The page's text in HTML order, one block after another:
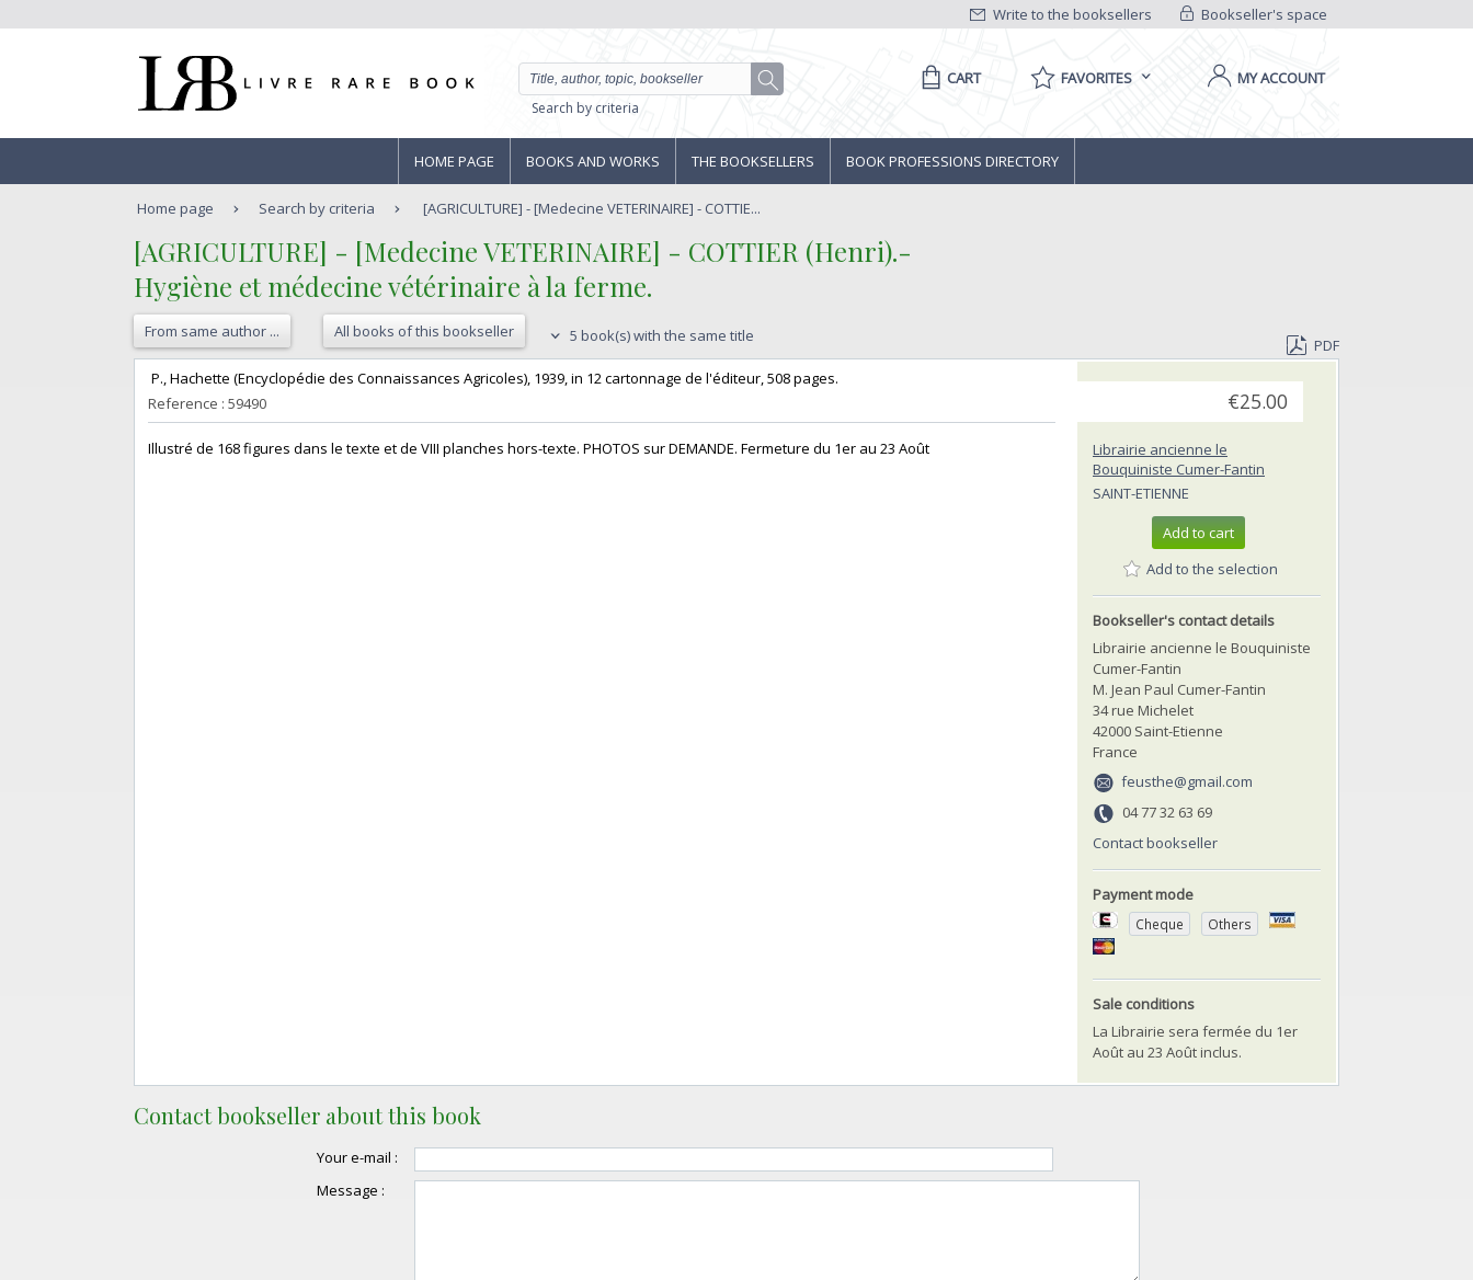
Bookseller's space
Write to the booksellers
Search by criteria
CART FAVORITES MY ACCOUNT
HOME PAGE BOOKS AND WORKS THE BOOKSELLERS BOOK PROFESSIONS DIRECTORY
Home page Search by criteria [AGRICULTURE] - [Medecine VETERINAIRE] - COTTIE...
‎[AGRICULTURE] - [Medecine VETERINAIRE] - COTTIER (Henri).-‎
‎Hygiène et médecine vétérinaire à la ferme.‎
From same author ... All books of this bookseller 5 book(s) with the same title
PDF
‎ P., Hachette (Encyclopédie des Connaissances Agricoles), 1939, in 12 cartonnage de l'éditeur, 508 pages. ‎
Reference : 59490
‎Illustré de 168 figures dans le texte et de VIII planches hors-texte. PHOTOS sur DEMANDE. Fermeture du 1er au 23 Août‎
€25.00
Librairie ancienne le
Bouquiniste Cumer-Fantin
SAINT-ETIENNE
Add to cart
Add to the selection
Bookseller's contact details
Librairie ancienne le Bouquiniste
Cumer-Fantin
M. Jean Paul Cumer-Fantin
34 rue Michelet
42000 Saint-Etienne
France
feusthe@gmail.com
04 77 32 63 69
Contact bookseller
Payment mode
Cheque Others
Sale conditions
La Librairie sera fermée du 1er
Août au 23 Août inclus.
Contact bookseller about this book
Your e-mail :
Message :